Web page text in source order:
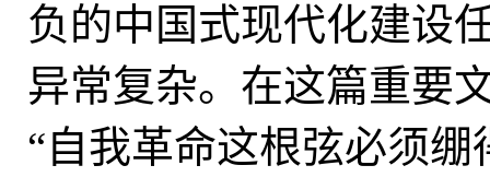
负的中国式现代化建设
异常复杂。在这篇重要
“自我革命这根弦必须